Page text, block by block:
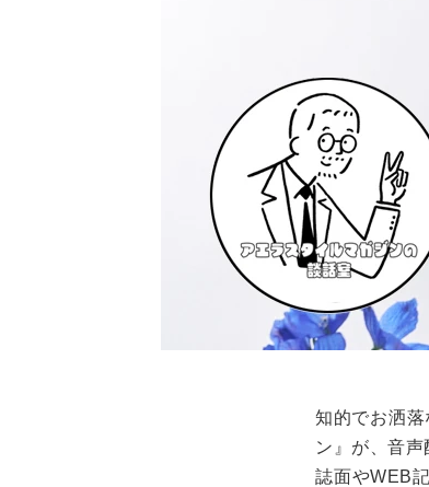
知的でお洒
ン』が、音
誌面やWEB